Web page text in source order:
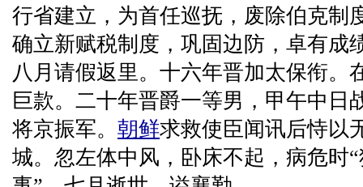
行省建立，为首任巡抚，废除伯克制
确立新赋税制度，巩固边防，卓有成
八月请假返里。十六年晋加太保衔。
巨款。二十年晋爵一等男，甲午中日
将京振军。 朝鲜求救使臣闻讯后恃以
城。忽左体中风，卧床不起，病危时